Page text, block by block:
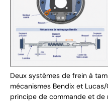
Deux systèmes de frein à
mécanismes Bendix et
principe de commande et de